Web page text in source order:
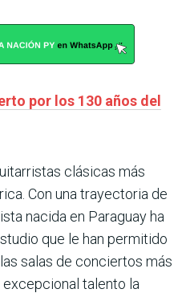
por los 130 años del
clásicas más
Con una trayectoria de
nacida en Paraguay ha
que le han permitido
salas de conciertos más
talento la